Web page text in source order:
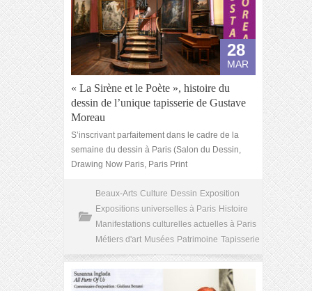
28
MAR
« La Sirène et le Poète », histoire du
dessin de l’unique tapisserie de Gustave
Moreau
S’inscrivant parfaitement dans le cadre de la
semaine du dessin à Paris (Salon du Dessin,
Drawing Now Paris, Paris Print
Beaux-Arts Culture Dessin Exposition
Expositions universelles à Paris Histoire
Manifestations culturelles actuelles à Paris
Métiers d'art Musées Patrimoine Tapisserie